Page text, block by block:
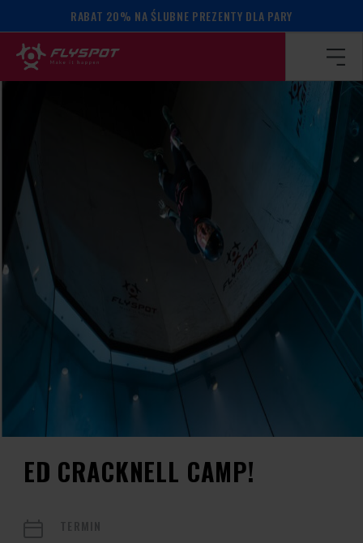
RABAT 20% NA ŚLUBNE PREZENTY DLA PARY
Strona główna / Kalendarz wydarzeń / Ed Cracknell camp!
ED CRACKNELL CAMP!